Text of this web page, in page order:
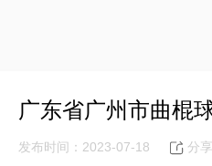
广东省广州市曲棍
发布时间：2023-07-18 分享